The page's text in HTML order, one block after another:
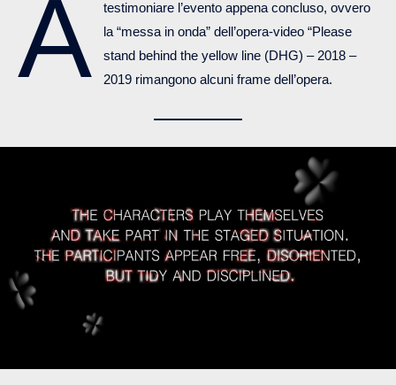
A
testimoniare l’evento appena concluso, ovvero
la “messa in onda” dell’opera-video “Please
stand behind the yellow line (DHG) – 2018 –
2019 rimangono alcuni frame dell’opera.